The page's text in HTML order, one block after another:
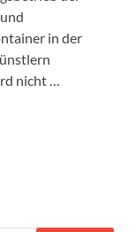
in der
nicht …